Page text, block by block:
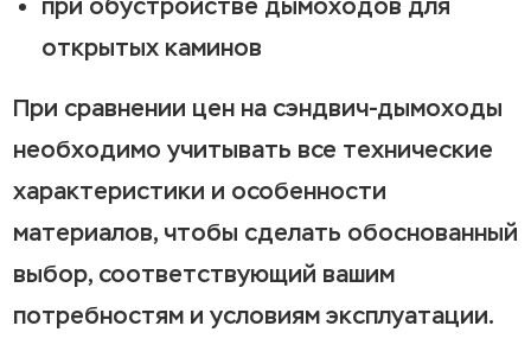
при обустройстве дымоходов для
открытых каминов
При сравнении цен на сэндвич-дымоходы
необходимо учитывать все технические
характеристики и особенности
материалов, чтобы сделать обоснованный
выбор, соответствующий вашим
потребностям и условиям эксплуатации.